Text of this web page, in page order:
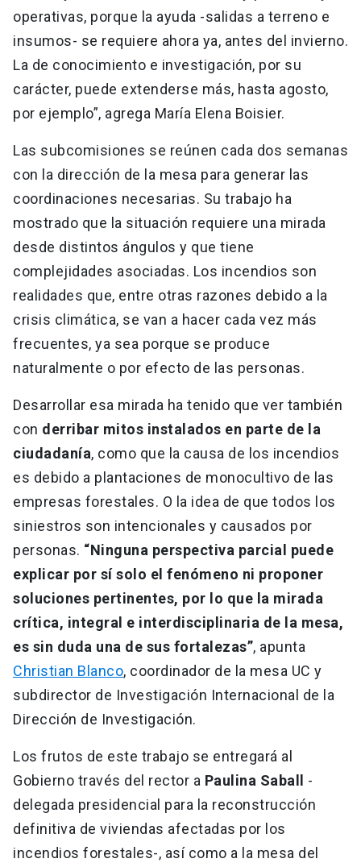
operativas, porque la ayuda -salidas a terreno e
insumos- se requiere ahora ya, antes del invierno.
La de conocimiento e investigación, por su
carácter, puede extenderse más, hasta agosto,
por ejemplo”, agrega María Elena Boisier.
Las subcomisiones se reúnen cada dos semanas
con la dirección de la mesa para generar las
coordinaciones necesarias. Su trabajo ha
mostrado que la situación requiere una mirada
desde distintos ángulos y que tiene
complejidades asociadas. Los incendios son
realidades que, entre otras razones debido a la
crisis climática, se van a hacer cada vez más
frecuentes, ya sea porque se produce
naturalmente o por efecto de las personas.
Desarrollar esa mirada ha tenido que ver también
con derribar mitos instalados en parte de la
ciudadanía, como que la causa de los incendios
es debido a plantaciones de monocultivo de las
empresas forestales. O la idea de que todos los
siniestros son intencionales y causados por
personas. “Ninguna perspectiva parcial puede
explicar por sí solo el fenómeno ni proponer
soluciones pertinentes, por lo que la mirada
crítica, integral e interdisciplinaria de la mesa,
es sin duda una de sus fortalezas”, apunta
Christian Blanco, coordinador de la mesa UC y
subdirector de Investigación Internacional de la
Dirección de Investigación.
Los frutos de este trabajo se entregará al
Gobierno través del rector a Paulina Saball -
delegada presidencial para la reconstrucción
definitiva de viviendas afectadas por los
incendios forestales-, así como a la mesa del